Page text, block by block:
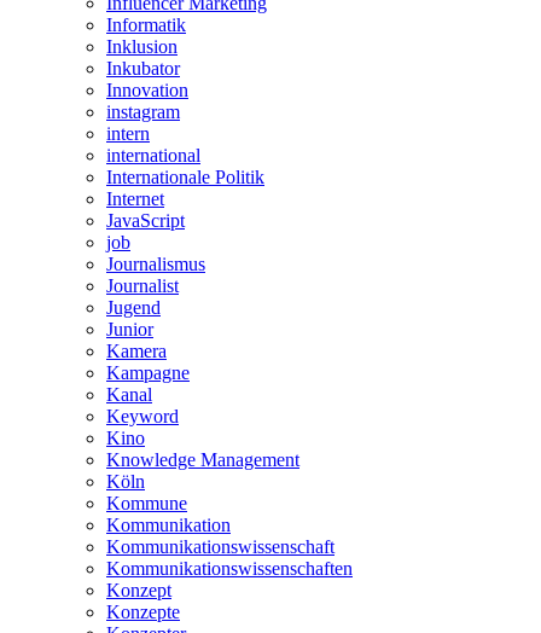
Informatik
Inklusion
Inkubator
Innovation
instagram
intern
international
Internationale Politik
Internet
JavaScript
job
Journalismus
Journalist
Jugend
Junior
Kamera
Kampagne
Kanal
Keyword
Kino
Knowledge Management
Köln
Kommune
Kommunikation
Kommunikationswissenschaft
Kommunikationswissenschaften
Konzept
Konzepte